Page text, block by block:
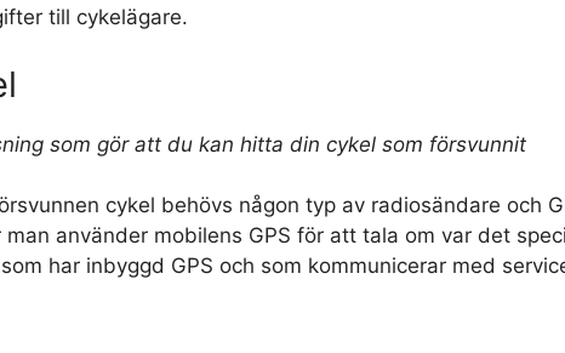
till cykelägare.
som gör att du kan hitta din cykel som försvunnit
cykel behövs någon typ av radiosändare och
använder mobilens GPS för att tala om var det
har inbyggd GPS och som kommunicerar med